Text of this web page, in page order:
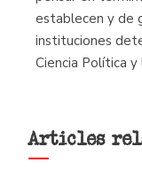
establecen y de
instituciones
Ciencia Política
Articles